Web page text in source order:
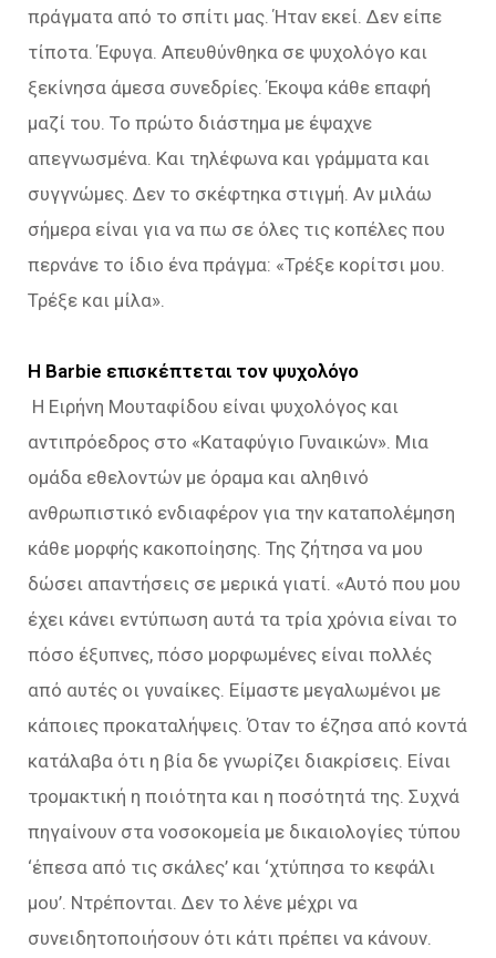
πράγματα από το σπίτι μας. Ήταν εκεί. Δεν είπε
τίποτα. Έφυγα. Απευθύνθηκα σε ψυχολόγο και
ξεκίνησα άμεσα συνεδρίες. Έκοψα κάθε επαφή
μαζί του. Το πρώτο διάστημα με έψαχνε
απεγνωσμένα. Και τηλέφωνα και γράμματα και
συγγνώμες. Δεν το σκέφτηκα στιγμή. Αν μιλάω
σήμερα είναι για να πω σε όλες τις κοπέλες που
περνάνε το ίδιο ένα πράγμα: «Τρέξε κορίτσι μου.
Τρέξε και μίλα».
Η Barbie επισκέπτεται τον ψυχολόγο
Η Ειρήνη Μουταφίδου είναι ψυχολόγος και
αντιπρόεδρος στο «Καταφύγιο Γυναικών». Μια
ομάδα εθελοντών με όραμα και αληθινό
ανθρωπιστικό ενδιαφέρον για την καταπολέμηση
κάθε μορφής κακοποίησης. Της ζήτησα να μου
δώσει απαντήσεις σε μερικά γιατί. «Αυτό που μου
έχει κάνει εντύπωση αυτά τα τρία χρόνια είναι το
πόσο έξυπνες, πόσο μορφωμένες είναι πολλές
από αυτές οι γυναίκες. Είμαστε μεγαλωμένοι με
κάποιες προκαταλήψεις. Όταν το έζησα από κοντά
κατάλαβα ότι η βία δε γνωρίζει διακρίσεις. Είναι
τρομακτική η ποιότητα και η ποσότητά της. Συχνά
πηγαίνουν στα νοσοκομεία με δικαιολογίες τύπου
‘έπεσα από τις σκάλες’ και ‘χτύπησα το κεφάλι
μου’. Ντρέπονται. Δεν το λένε μέχρι να
συνειδητοποιήσουν ότι κάτι πρέπει να κάνουν.